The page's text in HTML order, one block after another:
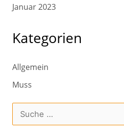
Januar 2023
Kategorien
Allgemein
Muss
u